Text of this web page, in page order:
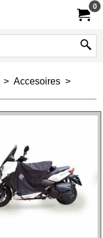
0
> Accesoires >